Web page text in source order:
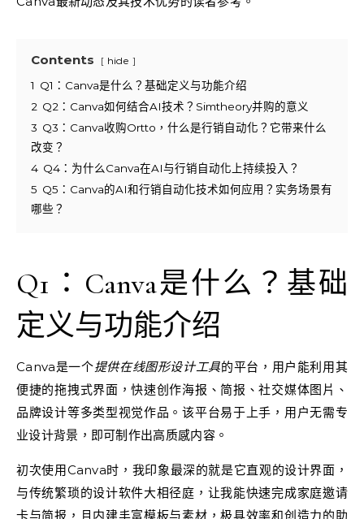
Contents hide
1 Q1：Canva是什么？基础定义与功能介绍
2 Q2：Canva如何结合AI技术？Simtheory并购的意义
3 Q3：Canva收购Ortto，什么是行销自动化？它带来什么
改变？
4 Q4：为什么Canva在AI与行销自动化上持续投入？
5 Q5：Canva的AI和行销自动化技术如何应用？实务场景有
哪些？
Q1：Canva是什么？基础
定义与功能介绍
Canva是一个提供在线图形设计工具的平台，用户能利用其
便捷的拖拽式界面，快速创作海报、简报、社交媒体图片、
品牌设计等多类型视觉作品。该平台易于上手，用户无需专
业设计背景，即可制作出高质感内容。
初次使用Canva时，我印象最深的就是它直观的设计界面，
与传统繁琐的设计软件大相径庭，让我能快速完成家庭邀请
卡与简报，且内建丰富模板与素材，极具效率和创造力的助